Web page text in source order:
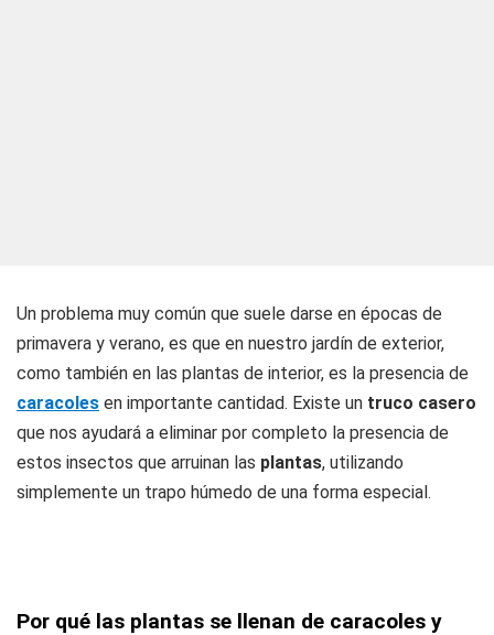
Un problema muy común que suele darse en épocas de
primavera y verano, es que en nuestro jardín de exterior,
como también en las plantas de interior, es la presencia de
caracoles en importante cantidad. Existe un truco casero
que nos ayudará a eliminar por completo la presencia de
estos insectos que arruinan las plantas, utilizando
simplemente un trapo húmedo de una forma especial.
Por qué las plantas se llenan de caracoles y